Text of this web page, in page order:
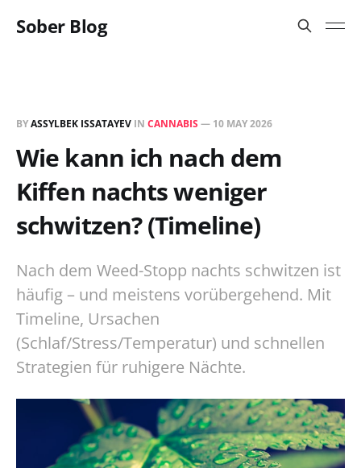
Sober Blog
BYASSYLBEK ISSATAYEV IN CANNABIS — 10 MAY 2026
Wie kann ich nach dem
Kiffen nachts weniger
schwitzen? (Timeline)
Nach dem Weed-Stopp nachts schwitzen ist
häufig – und meistens vorübergehend. Mit
Timeline, Ursachen
(Schlaf/Stress/Temperatur) und schnellen
Strategien für ruhigere Nächte.